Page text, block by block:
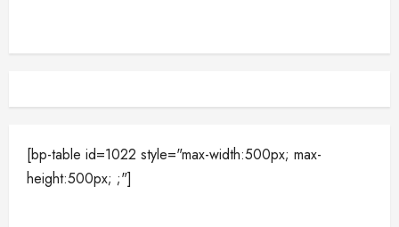
[bp-table id=1022 style="max-width:500px; max-
height:500px; ;"]